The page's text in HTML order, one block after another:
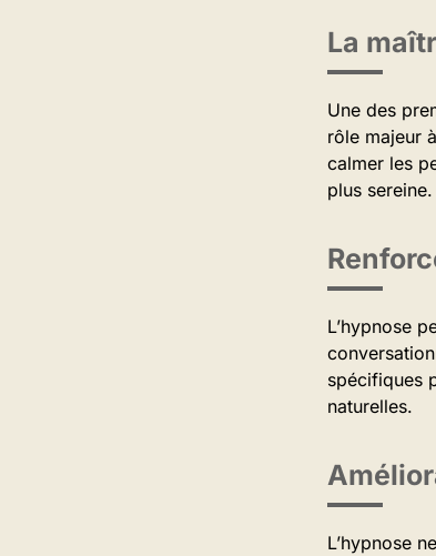
La
Une des
rôle majeur
calmer les
plus sereine.
L’hypnose
spécifiques
naturelles.
L’hypnose